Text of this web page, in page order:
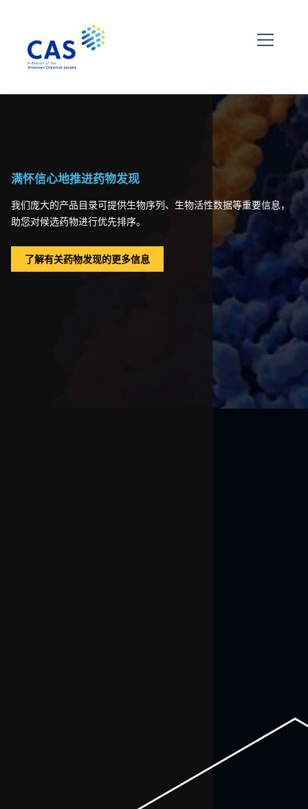
满怀信心地推进药物发现
我们庞大的产品目录可提供生物序列、生物活性数据等重要信息，
助您对候选药物进行优先排序。
了解有关药物发现的更多信息